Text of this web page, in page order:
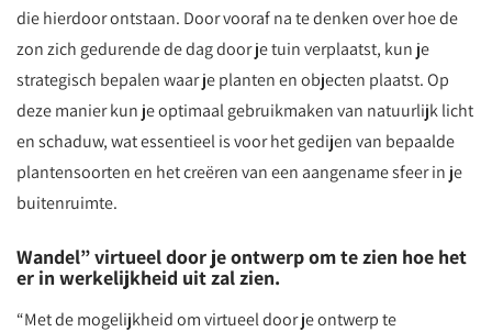
die hierdoor ontstaan. Door vooraf na te denken over hoe de
zon zich gedurende de dag door je tuin verplaatst, kun je
strategisch bepalen waar je planten en objecten plaatst. Op
deze manier kun je optimaal gebruikmaken van natuurlijk licht
en schaduw, wat essentieel is voor het gedijen van bepaalde
plantensoorten en het creëren van een aangename sfeer in je
buitenruimte.
Wandel” virtueel door je ontwerp om te zien hoe het
er in werkelijkheid uit zal zien.
“Met de mogelijkheid om virtueel door je ontwerp te